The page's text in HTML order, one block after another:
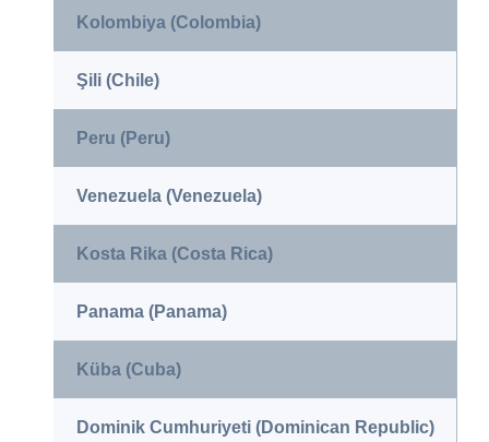
Kolombiya (Colombia)
Şili (Chile)
Peru (Peru)
Venezuela (Venezuela)
Kosta Rika (Costa Rica)
Panama (Panama)
Küba (Cuba)
Dominik Cumhuriyeti (Dominican Republic)